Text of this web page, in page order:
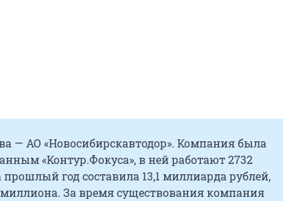
— АО «Новосибирскавтодор». Компания была
«Контур.Фокуса», в ней работают 2732
год составила 13,1 миллиарда рублей,
За время существования компания